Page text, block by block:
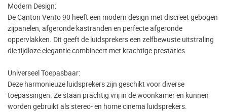
Modern Design:
De Canton Vento 90 heeft een modern design met discreet gebogen
zijpanelen, afgeronde kastranden en perfecte afgeronde
oppervlakken. Dit geeft de luidsprekers een zelfbewuste uitstraling
die tijdloze elegantie combineert met krachtige prestaties.
Universeel Toepasbaar:
Deze harmonieuze luidsprekers zijn geschikt voor diverse
toepassingen. Ze staan prachtig vrij in de woonkamer en kunnen
worden gebruikt als stereo- en home cinema luidsprekers.